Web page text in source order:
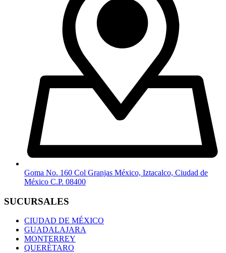
Goma No. 160 Col Granjas México, Iztacalco, Ciudad de
México C.P. 08400
SUCURSALES
CIUDAD DE MÉXICO
GUADALAJARA
MONTERREY
QUERÈTARO